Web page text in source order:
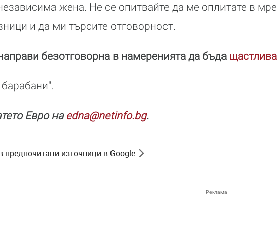
жена. Не се опитвайте да ме оплитате в
и да ми търсите отговорност.
безотговорна в намеренията да бъда щастлива
Евро на edna@netinfo.bg.
предпочитани източници в Google